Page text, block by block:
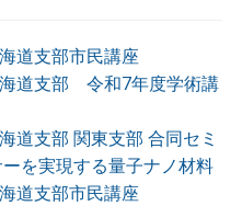
道支部市民講座
道支部 令和7年度学術講
支部 関東支部 合同セミ
を実現する量子ナノ材料
道支部市民講座